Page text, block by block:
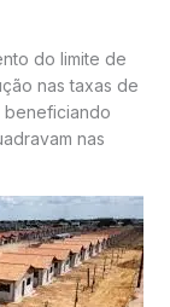
do limite de
nas taxas de
beneficiando
nas